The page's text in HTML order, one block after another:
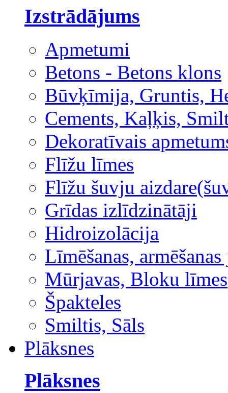
Izstrādājums
Apmetumi
Betons - Betons klons
Būvķīmija, Gruntis,
Cements, Kaļķis,
Dekoratīvais
Flīžu līmes
Flīžu šuvju
Grīdas izlīdzinātāji
Hidroizolācija
Līmēšanas, armēšanas
Mūrjavas, Bloku līmes
Špakteles
Smiltis, Sāls
Plāksnes
Plāksnes